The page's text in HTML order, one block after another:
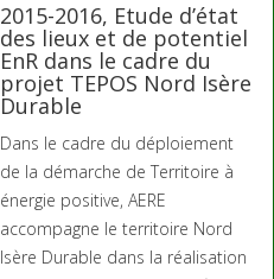
2015-2016, Etude d’état
des lieux et de potentiel
EnR dans le cadre du
projet TEPOS Nord Isère
Durable
Dans le cadre du déploiement
de la démarche de Territoire à
énergie positive, AERE
accompagne le territoire Nord
Isère Durable dans la réalisation